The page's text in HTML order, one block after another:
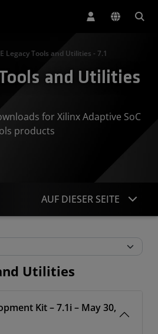
Legacy Tools and Utilities - 7.1
and Utilities
for Xilinx Adaptive SoC
products
AUF DIESER SEITE
Legacy Tools and Utilities
Utilities
Kit – 7.1i – May 30,